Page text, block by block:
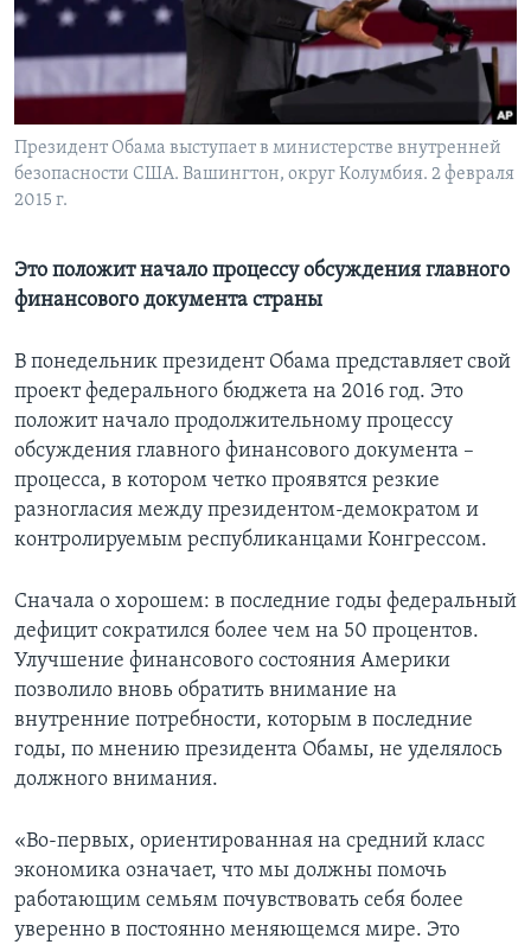
СОЦИАЛЬНЫЕ СЕТИ
Президент Обама выступает в министерстве внутренней
безопасности США. Вашингтон, округ Колумбия. 2 февраля
2015 г.
Это положит начало процессу обсуждения главного
финансового документа страны
В понедельник президент Обама представляет свой
проект федерального бюджета на 2016 год. Это
положит начало продолжительному процессу
обсуждения главного финансового документа –
процесса, в котором четко проявятся резкие
разногласия между президентом-демократом и
контролируемым республиканцами Конгрессом.
Сначала о хорошем: в последние годы федеральный
дефицит сократился более чем на 50 процентов.
Улучшение финансового состояния Америки
позволило вновь обратить внимание на
внутренние потребности, которым в последние
годы, по мнению президента Обамы, не уделялось
должного внимания.
«Во-первых, ориентированная на средний класс
экономика означает, что мы должны помочь
работающим семьям почувствовать себя более
уверенно в постоянно меняющемся мире. Это